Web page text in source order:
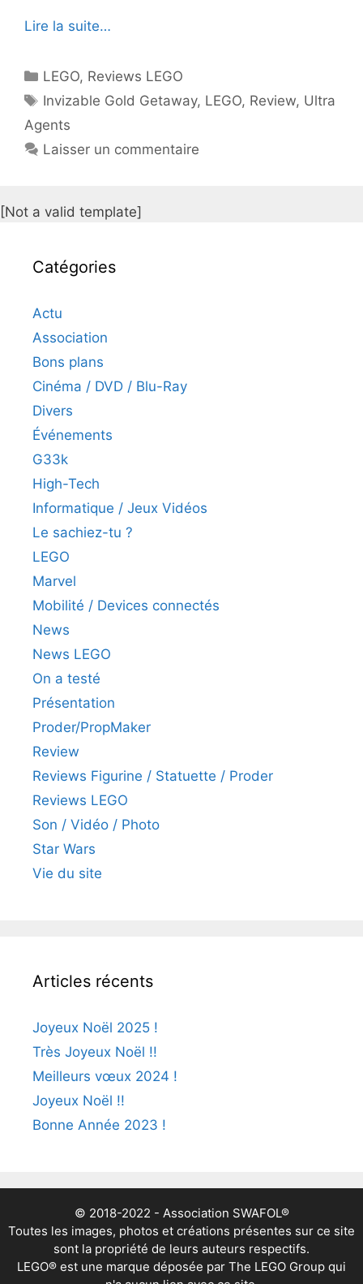
Lire la suite…
Catégories
LEGO, Reviews LEGO
Étiquettes
Invizable Gold Getaway, LEGO, Review, Ultra
Agents
Laisser un commentaire
[Not a valid template]
Catégories
Actu
Association
Bons plans
Cinéma / DVD / Blu-Ray
Divers
Événements
G33k
High-Tech
Informatique / Jeux Vidéos
Le sachiez-tu ?
LEGO
Marvel
Mobilité / Devices connectés
News
News LEGO
On a testé
Présentation
Proder/PropMaker
Review
Reviews Figurine / Statuette / Proder
Reviews LEGO
Son / Vidéo / Photo
Star Wars
Vie du site
Articles récents
Joyeux Noël 2025 !
Très Joyeux Noël !!
Meilleurs vœux 2024 !
Joyeux Noël !!
Bonne Année 2023 !
© 2018-2022 - Association SWAFOL®
Toutes les images, photos et créations présentes sur ce site
sont la propriété de leurs auteurs respectifs.
LEGO® est une marque déposée par The LEGO Group qui